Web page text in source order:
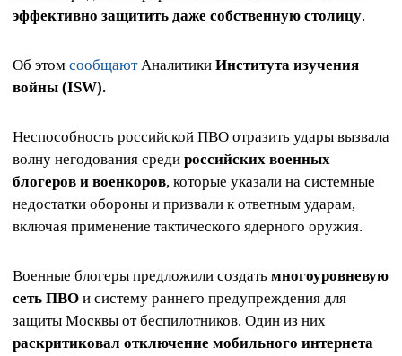
эффективно защитить даже собственную столицу.
Об этом сообщаютАналитики Института изучения
войны (ISW).
Неспособность российской ПВО отразить удары вызвала
волну негодования среди российских военных
блогеров и военкоров, которые указали на системные
недостатки обороны и призвали к ответным ударам,
включая применение тактического ядерного оружия.
Военные блогеры предложили создать многоуровневую
сеть ПВО и систему раннего предупреждения для
защиты Москвы от беспилотников. Один из них
раскритиковал отключение мобильного интернета